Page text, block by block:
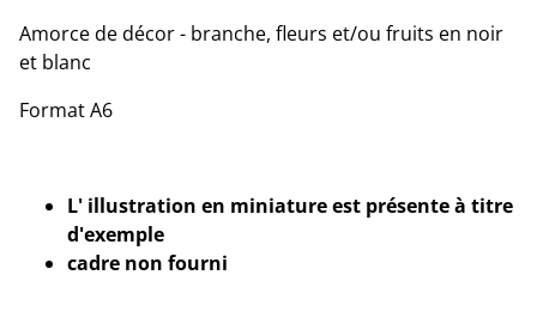
Amorce de décor - branche, fleurs et/ou fruits en noir
et blanc
Format A6
L' illustration en miniature est présente à titre
d'exemple
cadre non fourni